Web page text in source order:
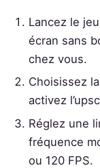
Lancez le
écran sans
chez vous.
Choisissez
activez
Réglez une
fréquence
ou 120 FPS.